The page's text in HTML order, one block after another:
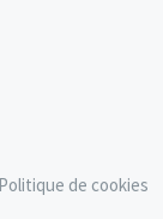
Politique de cookies